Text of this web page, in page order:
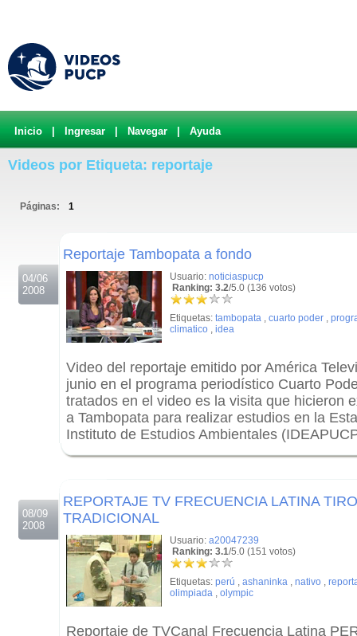
Inicio Ingresar Navegar Ayuda
Videos por Etiqueta: reportaje
Páginas: 1
04/06
2008
Reportaje Tambopata a fondo
Usuario: noticiaspucp
Ranking: 3.2/5.0 (136 votos)
Etiquetas: tambopata , cuarto poder ,
climatico , idea
Video del reportaje emitido por América
junio en el programa periodístico Cuarto
tratados en el video es la visita que hicieron
a Tambopata para realizar estudios en la
Instituto de Estudios Ambientales
08/09
2008
REPORTAJE TV FRECUENCIA LATINA
TRADICIONAL
Usuario: a20047239
Ranking: 3.1/5.0 (151 votos)
Etiquetas: perú , ashaninka , nativo ,
olimpiada , olympic
Reportaje de TVCanal Frecuencia Latina